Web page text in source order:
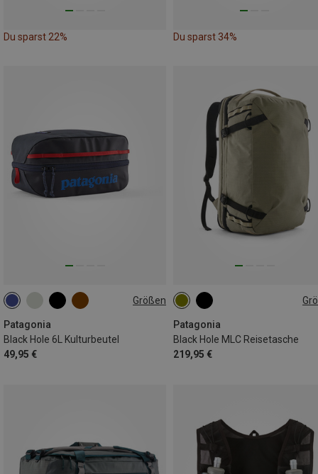
Du sparst 22% Du sparst 34%
Größen
Patagonia
Black Hole 6L Kulturbeutel
49,95 €
6L
Patagonia
Black Hole MLC Reisetasche
219,95 €
45L